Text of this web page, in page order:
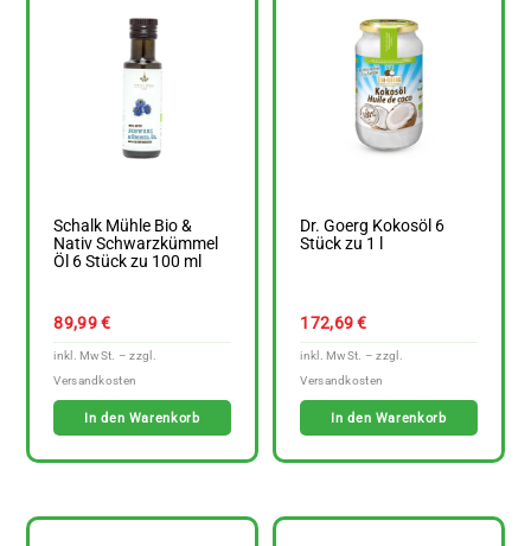
Schalk Mühle Bio &
Nativ Schwarzkümmel
Öl 6 Stück zu 100 ml
89,99€
In den Warenkorb
Dr. Goerg Kokosöl 6
Stück zu 1 l
172,69€
In den Warenkorb